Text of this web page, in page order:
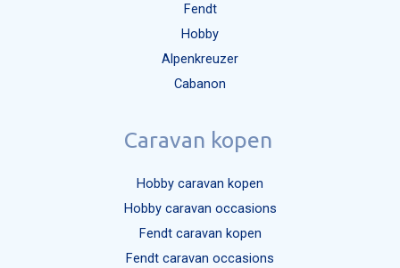
Fendt
Hobby
Alpenkreuzer
Cabanon
Caravan kopen
Hobby caravan kopen
Hobby caravan occasions
Fendt caravan kopen
Fendt caravan occasions